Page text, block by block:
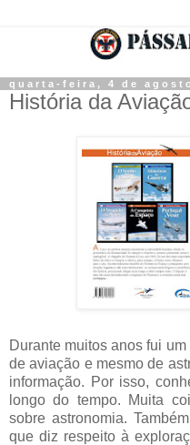
quarta-feira, 4 de
História da
Durante muitos anos fui
de aviação e mesmo de
informação. Por isso,
longo do tempo. Muita
sobre astronomia.
que diz respeito à